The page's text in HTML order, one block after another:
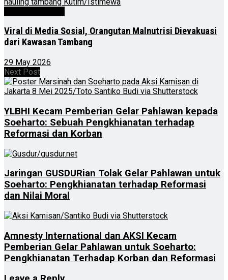
Viral di Media Sosial, Orangutan Malnutrisi Dievakuasi
dari Kawasan Tambang
29 May 2026
Next Post
YLBHI Kecam Pemberian Gelar Pahlawan kepada
Soeharto: Sebuah Pengkhianatan terhadap
Reformasi dan Korban
Jaringan GUSDURian Tolak Gelar Pahlawan untuk
Soeharto: Pengkhianatan terhadap Reformasi
dan Nilai Moral
Amnesty International dan AKSI Kecam
Pemberian Gelar Pahlawan untuk Soeharto:
Pengkhianatan Terhadap Korban dan Reformasi